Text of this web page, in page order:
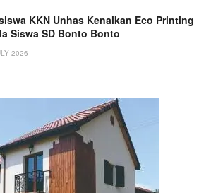
KKN Unhas Kenalkan Eco Printing
Siswa SD Bonto Bonto
2026